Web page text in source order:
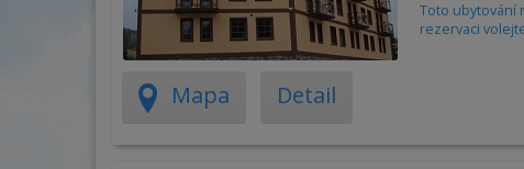
Toto ubytování
rezervaci
Mapa Detail